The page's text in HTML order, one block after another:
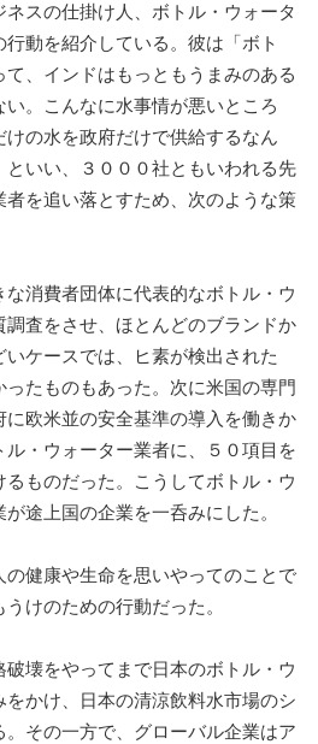
スの仕掛け人、ボトル・ウォータ
動を紹介している。彼は「ボト
、インドはもっともうまみのある
。こんなに水事情が悪いところ
の水を政府だけで供給するなん
いい、３０００社ともいわれる先
を追い落とすため、次のような策
消費者団体に代表的なボトル・ウ
調査をさせ、ほとんどのブランドか
ケースでは、ヒ素が検出された
ったものもあった。次に米国の専門
欧米並の安全基準の導入を働きか
・ウォーター業者に、５０項目を
ものだった。こうしてボトル・ウ
途上国の企業を一呑みにした。
健康や生命を思いやってのことで
けのための行動だった。
壊をやってまで日本のボトル・ウ
をかけ、日本の清涼飲料水市場のシ
。その一方で、グローバル企業はア